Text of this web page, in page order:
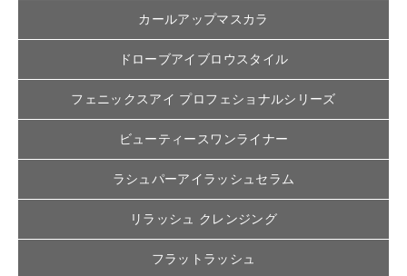
カールアップマスカラ
ドローブアイブロウスタイル
フェニックスアイ プロフェショナルシリーズ
ビューティースワンライナー
ラシュパーアイラッシュセラム
リラッシュ クレンジング
フラットラッシュ